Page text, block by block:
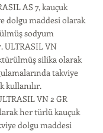
AS 7, kauçuk
dolgu maddesi olarak
sodyum
ULTRASIL VN
silika olarak
takviye
kullanılır.
VN 2 GR
her türlü kauçuk
dolgu maddesi